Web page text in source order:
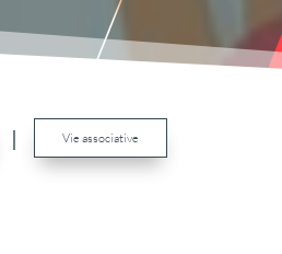
| Vie associative